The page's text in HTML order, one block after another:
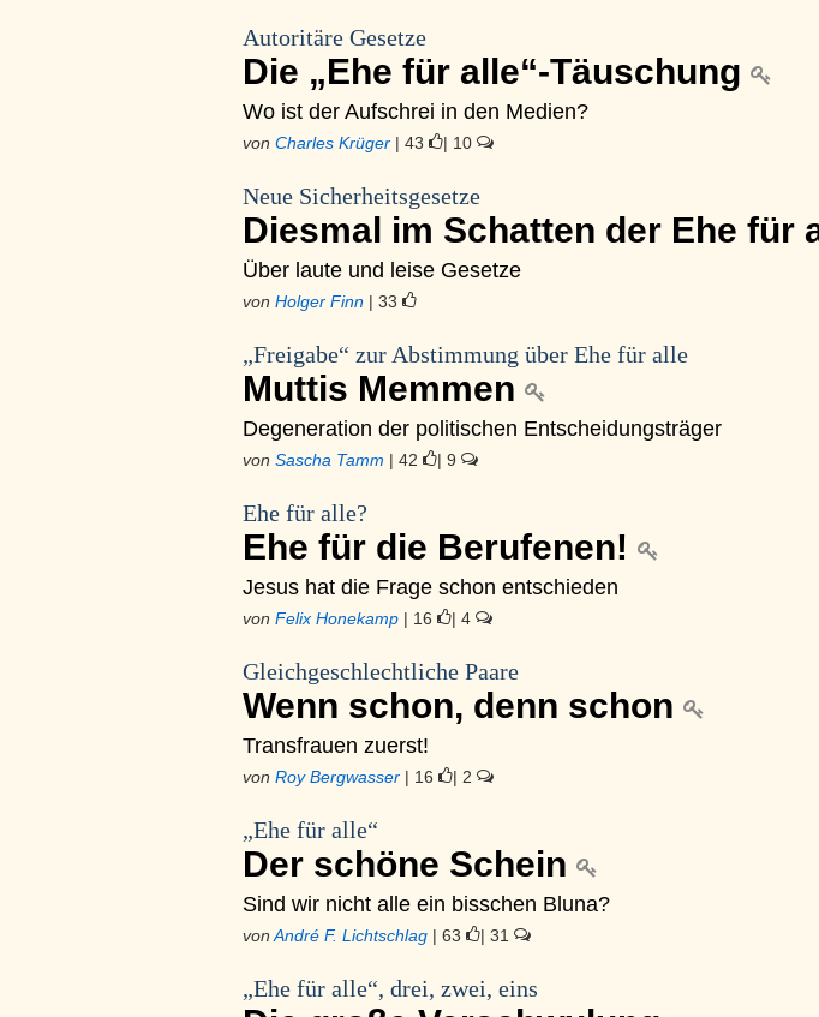
Autoritäre Gesetze
Die „Ehe für alle“-Täuschung
Wo ist der Aufschrei in den Medien?
von Charles Krüger | 43 | 10
Neue Sicherheitsgesetze
Diesmal im Schatten der Ehe für
Über laute und leise Gesetze
von Holger Finn | 33
„Freigabe“ zur Abstimmung über Ehe für alle
Muttis Memmen
Degeneration der politischen Entscheidungsträger
von Sascha Tamm | 42 | 9
Ehe für alle?
Ehe für die Berufenen!
Jesus hat die Frage schon entschieden
von Felix Honekamp | 16 | 4
Gleichgeschlechtliche Paare
Wenn schon, denn schon
Transfrauen zuerst!
von Roy Bergwasser | 16 | 2
„Ehe für alle“
Der schöne Schein
Sind wir nicht alle ein bisschen Bluna?
von André F. Lichtschlag | 63 | 31
„Ehe für alle“, drei, zwei, eins